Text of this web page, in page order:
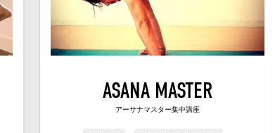
ASANA MASTER
アーサナマスター集中講座